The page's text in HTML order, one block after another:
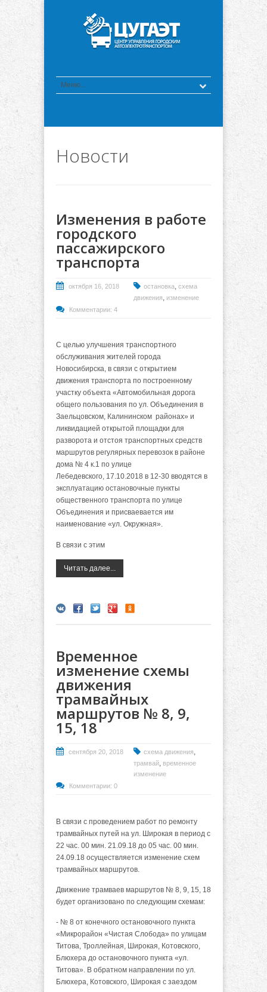
Новости
Изменения в работе
городского
пассажирского
транспорта
октября 16, 2018 остановка, схема
движения, изменение
Комментарии: 4
С целью улучшения транспортного
обслуживания жителей города
Новосибирска, в связи с открытием
движения транспорта по построенному
участку объекта «Автомобильная дорога
общего пользования по ул. Объединения в
Заельцовском, Калининском районах» и
ликвидацией открытой площадки для
разворота и отстоя транспортных средств
маршрутов регулярных перевозок в районе
дома № 4 к.1 по улице
Лебедевского, 17.10.2018 в 12-30 вводятся в
эксплуатацию остановочные пункты
общественного транспорта по улице
Объединения и присваевается им
наименование «ул. Окружная».
В связи с этим
Читать далее...
Временное
изменение схемы
движения
трамвайных
маршрутов № 8, 9,
15, 18
сентября 20, 2018 схема движения,
трамвай, временное
изменение
Комментарии: 0
В связи с проведением работ по ремонту
трамвайных путей на ул. Широкая в период с
22 час. 00 мин. 21.09.18 до 05 час. 00 мин.
24.09.18 осуществляется изменение схем
трамвайных маршрутов.
Движение трамваев маршрутов № 8, 9, 15, 18
будет организовано по следующим схемам:
- № 8 от конечного остановочного пункта
«Микрорайон «Чистая Слобода» по улицам
Титова, Троллейная, Широкая, Котовского,
Блюхера до остановочного пункта «ул.
Титова». В обратном направлении по ул.
Блюхера, Котовского, Широкая с заездом